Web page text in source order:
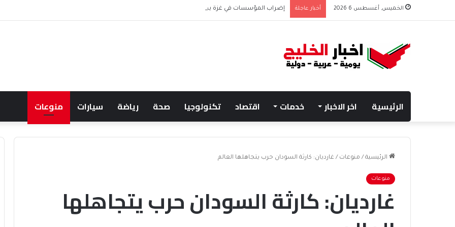
الخميس, أغسطس 6 2026 أخبار عاجلة إضراب المؤسسات في غزة يحرم 45 ألف موظف من الرواتب
الرئيسية اخر الاخبار خدمات اقتصاد تكنولوجيا صحة رياضة سيارات منوعات
الرئيسية / منوعات / غارديان: كارثة السودان حرب يتجاهلها العالم
منوعات
غارديان: كارثة السودان حرب يتجاهلها